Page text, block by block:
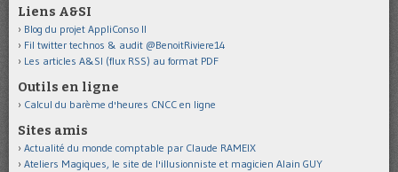
Liens A&SI
Blog du projet AppliConso II
Fil twitter technos & audit @BenoitRiviere14
Les articles A&SI (flux RSS) au format PDF
Outils en ligne
Calcul du barème d'heures CNCC en ligne
Sites amis
Actualité du monde comptable par Claude RAMEIX
Ateliers Magiques, le site de l'illusionniste et magicien Alain GUY